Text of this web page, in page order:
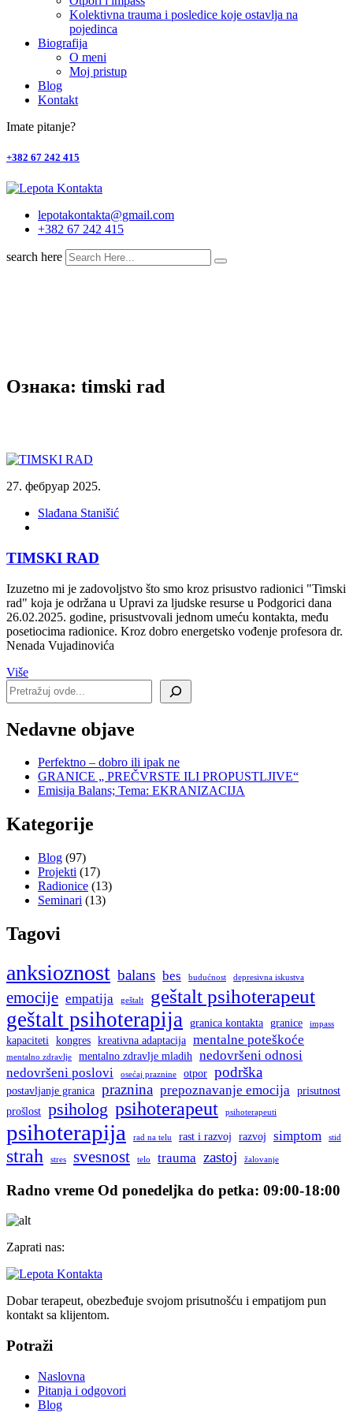
Kolektivna trauma i posledice koje ostavlja na
pojedinca
Biografija
O meni
Moj pristup
Blog
Kontakt
Imate pitanje?
+382 67 242 415
lepotakontakta@gmail.com
+382 67 242 415
search here
Ознака: timski rad
27. фебруар 2025.
Slađana Stanišić
TIMSKI RAD
Izuzetno mi je zadovoljstvo što smo kroz prisustvo radionici "Timski
rad" koja je održana u Upravi za ljudske resurse u Podgorici dana
26.02.2025. godine, prisustvovali jednom umeću kontakta, među
posetiocima radionice. Kroz dobro energetsko vođenje profesora dr.
Nenada Vujadinovića
Više
Претрага
Nedavne objave
Perfektno – dobro ili ipak ne
GRANICE „ PREČVRSTE ILI PROPUSTLJIVE“
Emisija Balans; Tema: EKRANIZACIJA
Kategorije
Blog (97)
Projekti (17)
Radionice (13)
Seminari (13)
Tagovi
anksioznost balans bes budućnost depresivna iskustva
emocije empatija geštalt geštalt psihoterapeut
geštalt psihoterapija granica kontakta granice impass
kapaciteti kongres kreativna adaptacija mentalne poteškoće
mentalno zdravlje mentalno zdravlje mladih nedovršeni odnosi
nedovršeni poslovi
osećaj praznine otpor podrška
postavljanje granica praznina prepoznavanje emocija prisutnost
prošlost psiholog psihoterapeut psihoterapeuti
psihoterapija rad na telu rast i razvoj razvoj simptom stid
strah stres svesnost telo trauma zastoj žalovanje
Radno vreme Od ponedeljka do petka: 09:00-18:00
Zaprati nas:
Dobar terapeut, obezbeđuje svojom prisutnošću i empatijom pun
kontakt sa klijentom.
Potraži
Naslovna
Pitanja i odgovori
Blog